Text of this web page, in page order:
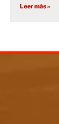
Leer más »